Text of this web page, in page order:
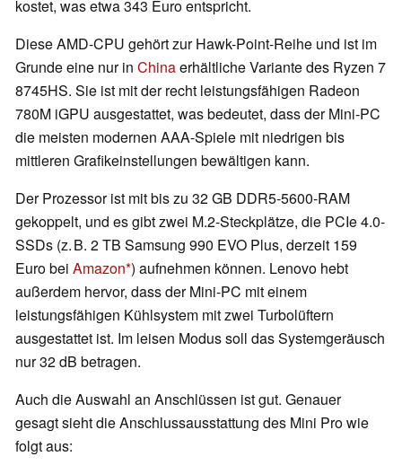
kostet, was etwa 343 Euro entspricht.
Diese AMD-CPU gehört zur Hawk-Point-Reihe und ist im
Grunde eine nur in Chinaerhältliche Variante des Ryzen 7
8745HS. Sie ist mit der recht leistungsfähigen Radeon
780M iGPU ausgestattet, was bedeutet, dass der Mini-PC
die meisten modernen AAA-Spiele mit niedrigen bis
mittleren Grafikeinstellungen bewältigen kann.
Der Prozessor ist mit bis zu 32 GB DDR5-5600-RAM
gekoppelt, und es gibt zwei M.2-Steckplätze, die PCIe 4.0-
SSDs (z. B. 2 TB Samsung 990 EVO Plus, derzeit 159
Euro bei Amazon ) aufnehmen können. Lenovo hebt
außerdem hervor, dass der Mini-PC mit einem
leistungsfähigen Kühlsystem mit zwei Turbolüftern
ausgestattet ist. Im leisen Modus soll das Systemgeräusch
nur 32 dB betragen.
Auch die Auswahl an Anschlüssen ist gut. Genauer
gesagt sieht die Anschlussausstattung des Mini Pro wie
folgt aus: